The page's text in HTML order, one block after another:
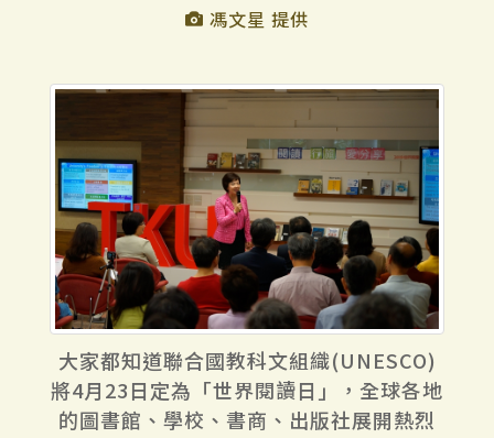
馮文星 提供
大家都知道聯合國教科文組織(UNESCO)
將4月23日定為「世界閱讀日」，全球各地
的圖書館、學校、書商、出版社展開熱烈